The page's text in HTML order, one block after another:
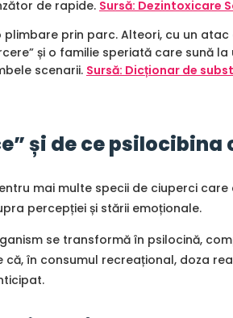
de rapide. Sursă: Dezintoxicare
prin parc. Alteori, cu un atac
și o familie speriată care sună la
scenarii. Sursă: Dicționar de
și de ce psilocibina
mai multe specii de ciuperci care
percepției și stării emoționale.
se transformă în psilocină,
în consumul recreațional, doza